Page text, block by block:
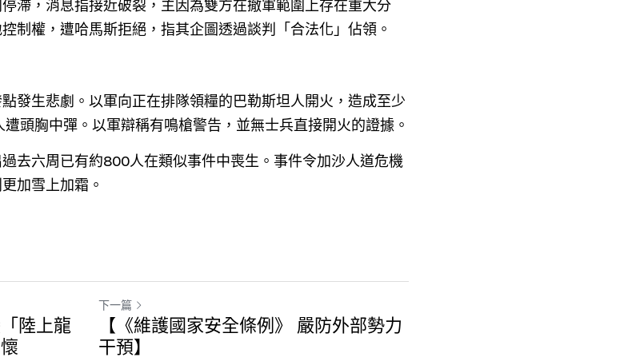
滯，消息指接近破裂，主因為雙方在撤軍範圍上存在重大分
制權，遭哈馬斯拒絕，指其企圖透過談判「合法化」佔領。
發生悲劇。以軍向正在排隊領糧的巴勒斯坦人開火，造成至少
頭胸中彈。以軍辯稱有鳴槍警告，並無士兵直接開火的證據。
去六周已有約800人在類似事件中喪生。事件令加沙人道危機
加雪上加霜。
陸上龍
下一篇
【《維護國家安全條例》 嚴防外部勢力
干預】